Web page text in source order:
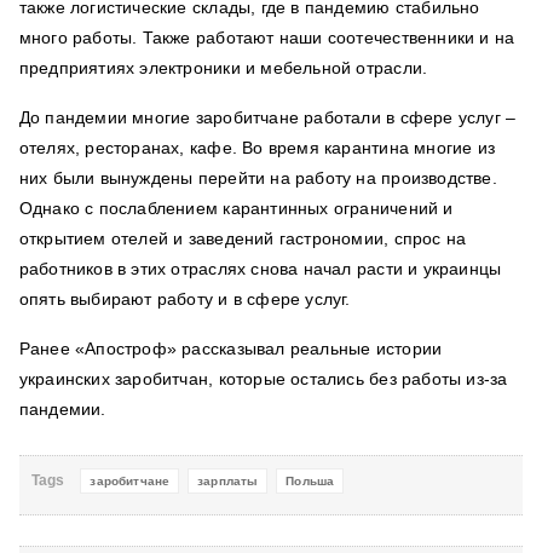
также логистические склады, где в пандемию стабильно
много работы. Также работают наши соотечественники и на
предприятиях электроники и мебельной отрасли.
До пандемии многие заробитчане работали в сфере услуг –
отелях, ресторанах, кафе. Во время карантина многие из
них были вынуждены перейти на работу на производстве.
Однако с послаблением карантинных ограничений и
открытием отелей и заведений гастрономии, спрос на
работников в этих отраслях снова начал расти и украинцы
опять выбирают работу и в сфере услуг.
Ранее «Апостроф» рассказывал реальные истории
украинских заробитчан, которые остались без работы из-за
пандемии.
Tags заробитчане зарплаты Польша